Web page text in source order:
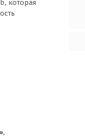
которая
,